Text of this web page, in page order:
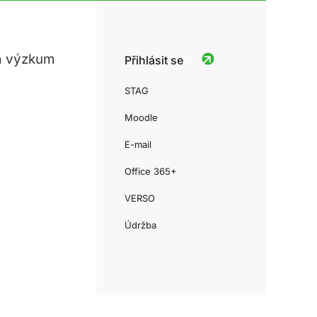
výzkum Přihlásit se
STAG
Moodle
E-mail
Office 365+
VERSO
Údržba